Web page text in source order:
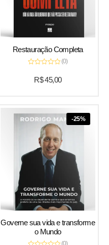
Restauração Completa
(0)
R$45,00
-25%
Governe sua vida e transforme
o Mundo
(0)